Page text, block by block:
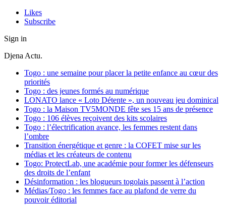
Likes
Subscribe
Sign in
Djena Actu.
Togo : une semaine pour placer la petite enfance au cœur des
priorités
Togo : des jeunes formés au numérique
LONATO lance « Loto Détente », un nouveau jeu dominical
Togo : la Maison TV5MONDE fête ses 15 ans de présence
Togo : 106 élèves reçoivent des kits scolaires
Togo : l’électrification avance, les femmes restent dans
l’ombre
Transition énergétique et genre : la COFET mise sur les
médias et les créateurs de contenu
Togo: ProtectLab, une académie pour former les défenseurs
des droits de l’enfant
Désinformation : les blogueurs togolais passent à l’action
Médias/Togo : les femmes face au plafond de verre du
pouvoir éditorial